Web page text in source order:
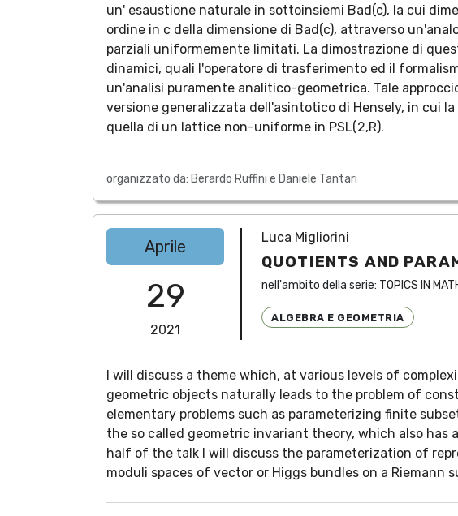
un' esaustione naturale in sottoinsiemi Bad(c), la cui
ordine in c della dimensione di Bad(c), attraverso
parziali uniformemente limitati. La dimostrazione di
dinamici, quali l'operatore di trasferimento ed il
un'analisi puramente analitico-geometrica. Tale
versione generalizzata dell'asintotico di Hensely, in cui
quella di un lattice non-uniforme in PSL(2,R).
organizzato da: Berardo Ruffini e Daniele Tantari
Aprile
29
2021
Luca Migliorini
QUOTIENTS AND
nell'ambito della serie: TOPICS IN
ALGEBRA E GEOMETRIA
I will discuss a theme which, at various levels of
geometric objects naturally leads to the problem of
elementary problems such as parameterizing finite
the so called geometric invariant theory, which also
half of the talk I will discuss the parameterization of
moduli spaces of vector or Higgs bundles on a